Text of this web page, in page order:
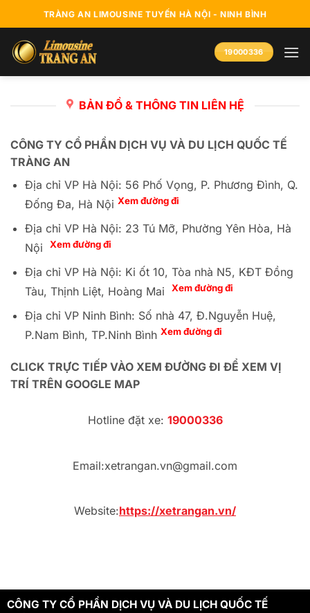
qua
nội
dung
TRÀNG AN LIMOUSINE TUYẾN HÀ NỘI - NINH BÌNH
19000336
BẢN ĐỒ & THÔNG TIN LIÊN HỆ
CÔNG TY CỔ PHẦN DỊCH VỤ VÀ DU LỊCH QUỐC TẾ
TRÀNG AN
Địa chỉ VP Hà Nội: 56 Phố Vọng, P. Phương Đình, Q.
Đống Đa, Hà Nội Xem đường đi
Địa chỉ VP Hà Nội: 23 Tú Mỡ, Phường Yên Hòa, Hà
Nội
Xem đường đi
Địa chỉ VP Hà Nội: Ki ốt 10, Tòa nhà N5, KĐT Đồng
Tàu, Thịnh Liệt, Hoàng Mai
Xem đường đi
Địa chỉ VP Ninh Bình: Số nhà 47, Đ.Nguyễn Huệ,
P.Nam Bình, TP.Ninh Bình Xem đường đi
CLICK TRỰC TIẾP VÀO XEM ĐƯỜNG ĐI ĐỂ XEM VỊ
TRÍ TRÊN GOOGLE MAP
Hotline đặt xe: 19000336
Email:xetrangan.vn@gmail.com
Website:https://xetrangan.vn/
CÔNG TY CỔ PHẦN DỊCH VỤ VÀ DU LỊCH QUỐC TẾ